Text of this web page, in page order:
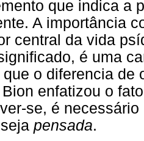
que indica a
A importância
central da vida
é uma
o diferencia de
enfatizou o
se, é
pensada.